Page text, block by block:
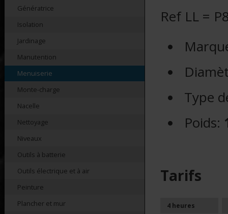
Génératrice
Isolation
Jardinage
Manutention
Menuiserie
Monte-charge
Nacelle
Nettoyage
Niveaux
Outils à batterie
Outils électrique et à air
Peinture
Plancher et mur
Ref LL =
Type
Poids:
Tarifs
4 heures